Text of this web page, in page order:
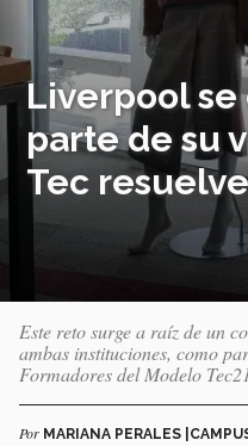
Liverpool
parte de su
Tec
Este reto surge a raíz de un
ambas instituciones, como
Formadores del Modelo
Por MARIANA PERALES